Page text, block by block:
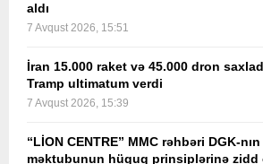
aldı
7 Avqust 2026, 15:51
İran 15.000 raket və 45.000 dron
Tramp ultimatum verdi
7 Avqust 2026, 15:39
“LİON CENTRE” MMC rəhbəri DGK-
məktubunun hüquq prinsiplərinə